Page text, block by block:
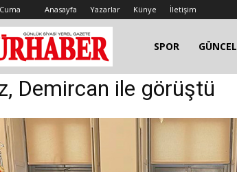
Anasayfa Yazarlar Künye İletişim
SPOR GÜNCEL
Demircan ile görüştü